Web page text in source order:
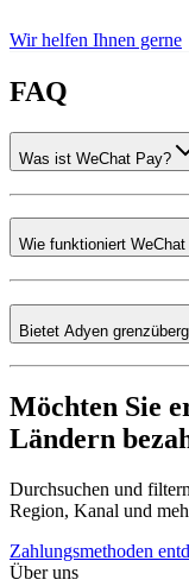
Wir helfen Ihnen gerne
FAQ
Was ist WeChat Pay?
Wie funktioniert
Bietet Adyen
Möchten Sie
Ländern
Durchsuchen und
Region, Kanal und
Zahlungsmethoden
Über uns